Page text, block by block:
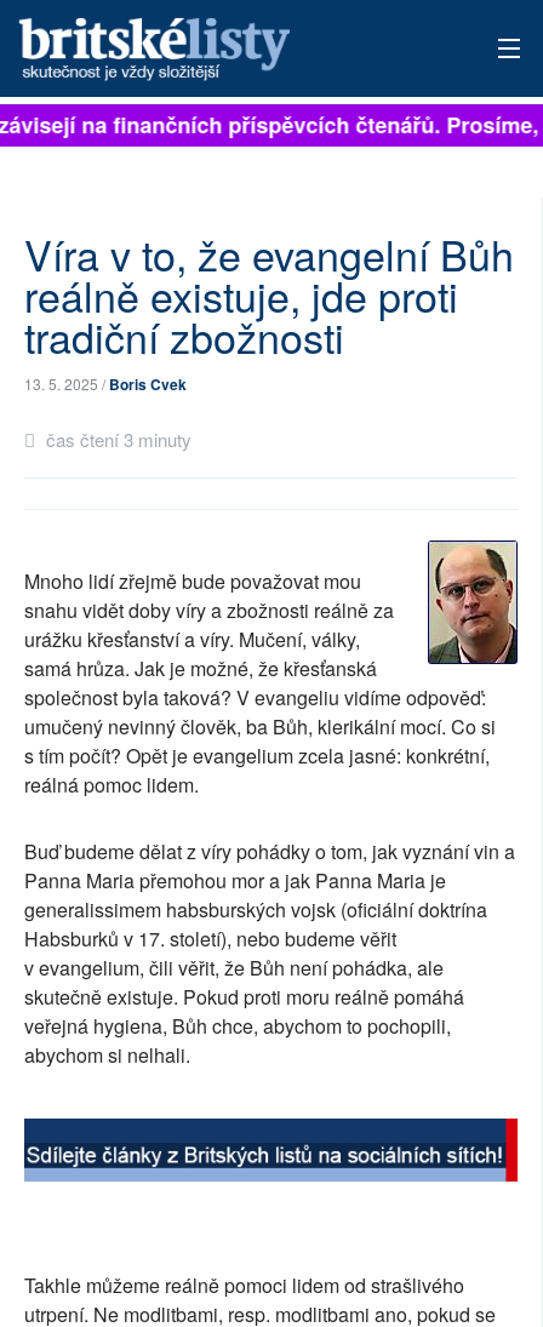
PŘIHLÁSIT
ARCHIV
ROZHOVORY
TÉMATA
SOCIÁLNÍ SÍTĚ
RUBRIKY
PLNÁ VERZE STRÁNEK
na finančních příspěvcích čtenářů. Prosíme,
Víra v to, že evangelní Bůh
reálně existuje, jde proti
tradiční zbožnosti
13. 5. 2025 /Boris Cvek
čas čtení 3 minuty
Mnoho lidí zřejmě bude považovat mou
snahu vidět doby víry a zbožnosti reálně za
urážku křesťanství a víry. Mučení, války,
samá hrůza. Jak je možné, že křesťanská
společnost byla taková? V evangeliu vidíme odpověď:
umučený nevinný člověk, ba Bůh, klerikální mocí. Co si
s tím počít? Opět je evangelium zcela jasné: konkrétní,
reálná pomoc lidem.
Buď budeme dělat z víry pohádky o tom, jak vyznání vin a
Panna Maria přemohou mor a jak Panna Maria je
generalissimem habsburských vojsk (oficiální doktrína
Habsburků v 17. století), nebo budeme věřit
v evangelium, čili věřit, že Bůh není pohádka, ale
skutečně existuje. Pokud proti moru reálně pomáhá
veřejná hygiena, Bůh chce, abychom to pochopili,
abychom si nelhali.
Takhle můžeme reálně pomoci lidem od strašlivého
utrpení. Ne modlitbami, resp. modlitbami ano, pokud se